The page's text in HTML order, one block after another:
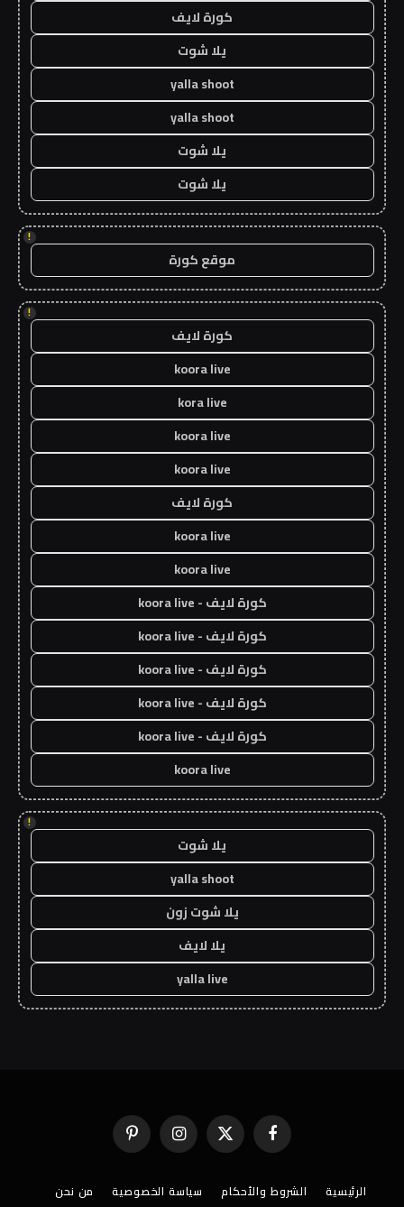
كورة لايف
يلا شوت
yalla shoot
yalla shoot
يلا شوت
يلا شوت
!
موقع كورة
!
كورة لايف
koora live
kora live
koora live
koora live
كورة لايف
koora live
koora live
كورة لايف - koora live
كورة لايف - koora live
كورة لايف - koora live
كورة لايف - koora live
كورة لايف - koora live
koora live
!
يلا شوت
yalla shoot
يلا شوت زون
يلا لايف
yalla live
فيسبوك X
(Twitter)
الانستغرامبينتيريست
الرئيسية الشروط والأحكام سياسة الخصوصية من نحن